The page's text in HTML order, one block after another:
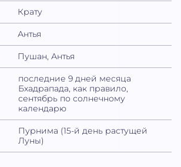
Крату
Антья
Пушан, Антья
последние 9 дней месяца
Бхадрапада, как правило,
сентябрь по солнечному
календарю
Пурнима (15-й день растущей
Луны)